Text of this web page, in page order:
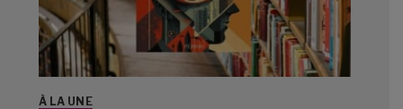
À LA UNE